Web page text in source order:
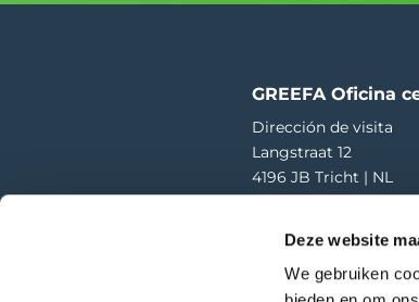
Deze website
We gebruiken
GREEFA Oficina
Dirección de visita
Langstraat 12
4196 JB Tricht | NL
info@greefa.com
Cámara de Comercio